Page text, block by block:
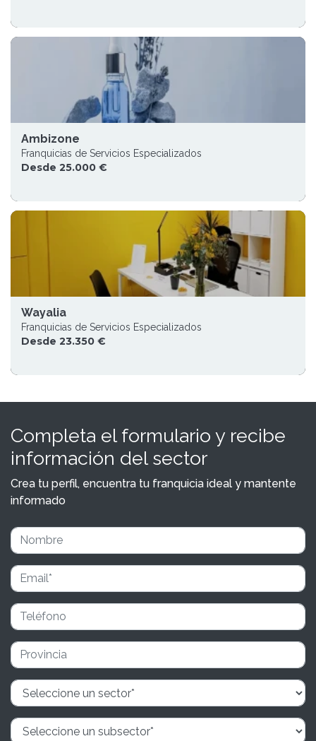
Ambizone
Franquicias de Servicios Especializados
Desde 25.000 €
Wayalia
Franquicias de Servicios Especializados
Desde 23.350 €
Completa el formulario y recibe
información del sector
Crea tu perfil, encuentra tu franquicia ideal y mantente
informado